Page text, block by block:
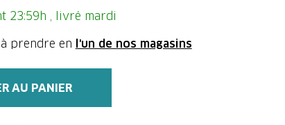
23:59h , livré mardi
prendre en l'un de nos magasins
AU PANIER